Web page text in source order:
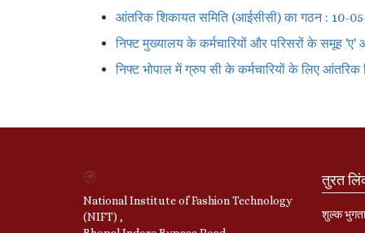
आंतरिक शिकायत समिति (आईसीसी) का गठन : 10-
निफ्ट मुख्यालय के कर्मचारियों और परिसरों के समूह
निफ्ट भोपाल में ग्रुप सी के कर्मचारियों के लिए आंतरिक
National Institute of Fashion Technology
(NIFT) ,
तुरत
शुल्क